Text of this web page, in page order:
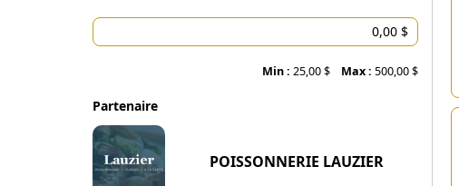
Min : 25,00 $ Max : 500,00 $
Partenaire
POISSONNERIE LAUZIER